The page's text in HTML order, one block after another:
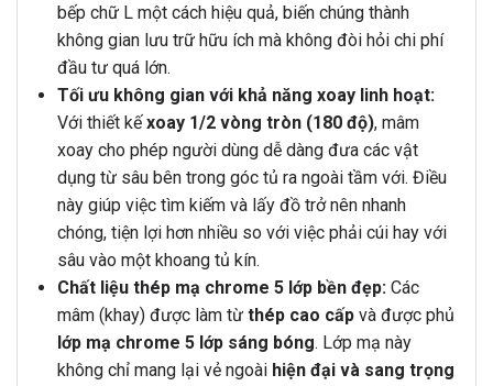
bếp chữ L một cách hiệu quả, biến chúng thành
không gian lưu trữ hữu ích mà không đòi hỏi chi phí
đầu tư quá lớn.
Tối ưu không gian với khả năng xoay linh hoạt:
Với thiết kếxoay 1/2 vòng tròn (180 độ), mâm
xoay cho phép người dùng dễ dàng đưa các vật
dụng từ sâu bên trong góc tủ ra ngoài tầm với. Điều
này giúp việc tìm kiếm và lấy đồ trở nên nhanh
chóng, tiện lợi hơn nhiều so với việc phải cúi hay với
sâu vào một khoang tủ kín.
Chất liệu thép mạ chrome 5 lớp bền đẹp:Các
mâm (khay) được làm từ thép cao cấpvà được phủ
lớp mạ chrome 5 lớp sáng bóng. Lớp mạ này
không chỉ mang lại vẻ ngoài hiện đại và sang trọng